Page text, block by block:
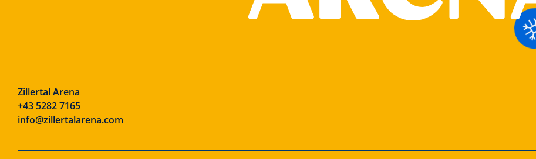
Zillertal Arena
+43 5282 7165
info@zillertalarena.com